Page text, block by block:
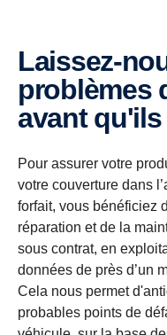
Laissez-nous résoudre les
problèmes
avant
Pour assurer votre
votre couverture dans
forfait, vous bénéficiez
réparation et de la
sous contrat, en
données de près d’un
Cela nous permet
probables points de